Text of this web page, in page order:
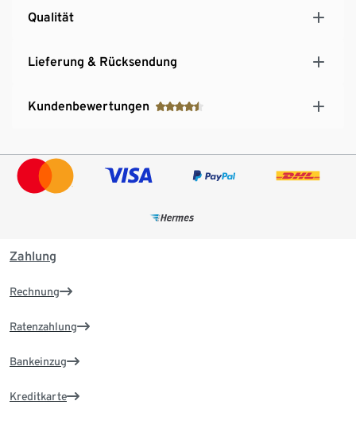
Qualität
Lieferung & Rücksendung
Kundenbewertungen
Zahlung
Rechnung
Ratenzahlung
Bankeinzug
Kreditkarte